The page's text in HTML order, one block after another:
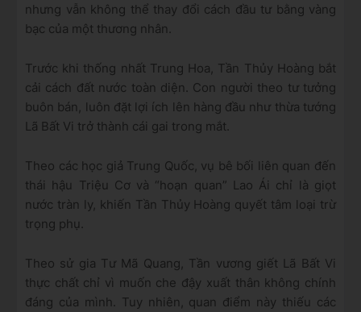
nhưng vẫn không thể thay đổi cách đầu tư bằng vàng
bạc của một thương nhân.
Trước khi thống nhất Trung Hoa, Tần Thủy Hoàng bắt
cải cách đất nước toàn diện. Con người theo tư tưởng
buôn bán, luôn đặt lợi ích lên hàng đầu như thừa tướng
Lã Bất Vi trở thành cái gai trong mắt.
Theo các học giả Trung Quốc, vụ bê bối liên quan đến
thái hậu Triệu Cơ và “hoạn quan” Lao Ái chỉ là giọt
nước tràn ly, khiến Tần Thủy Hoàng quyết tâm loại trừ
trọng phụ.
Theo sử gia Tư Mã Quang, Tần vương giết Lã Bất Vi
thực chất chỉ vì muốn che đậy xuất thân không chính
đáng của mình. Tuy nhiên, quan điểm này thiếu các